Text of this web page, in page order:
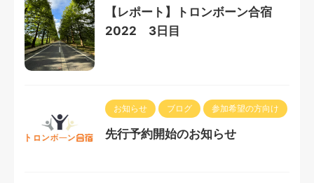
【レポート】トロンボーン合宿
2022 3日目
お知らせ ブログ 参加希望の方向け
先行予約開始のお知らせ